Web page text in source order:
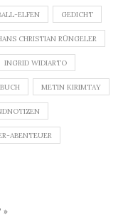
ELFEN GEDICHT
CHRISTIAN RÜNGELER
INGRID WIDIARTO
METIN KIRIMTAY
ABENTEUER
»